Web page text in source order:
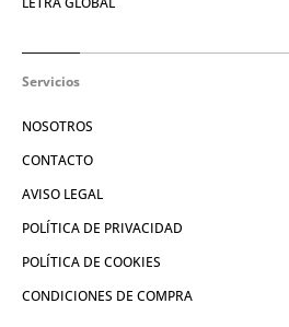
Servicios
NOSOTROS
CONTACTO
AVISO LEGAL
POLÍTICA DE PRIVACIDAD
POLÍTICA DE COOKIES
CONDICIONES DE COMPRA